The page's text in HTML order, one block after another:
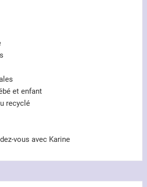
et enfant
recyclé
vous avec Karine